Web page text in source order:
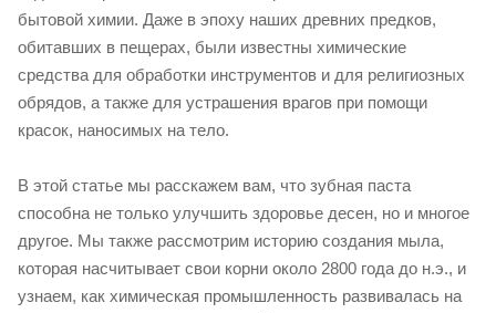
бытовой химии. Даже в эпоху наших древних предков,
обитавших в пещерах, были известны химические
средства для обработки инструментов и для религиозных
обрядов, а также для устрашения врагов при помощи
красок, наносимых на тело.
В этой статье мы расскажем вам, что зубная паста
способна не только улучшить здоровье десен, но и многое
другое. Мы также рассмотрим историю создания мыла,
которая насчитывает свои корни около 2800 года до н.э., и
узнаем, как химическая промышленность развивалась на